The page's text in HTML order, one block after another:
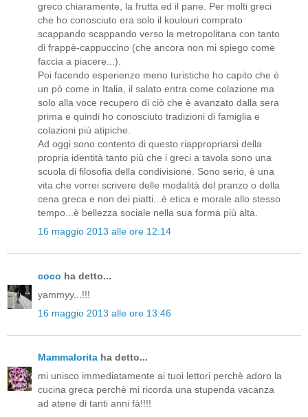
greco chiaramente, la frutta ed il pane. Per molti greci
che ho conosciuto era solo il koulouri comprato
scappando scappando verso la metropolitana con tanto
di frappè-cappuccino (che ancora non mi spiego come
faccia a piacere...).
Poi facendo esperienze meno turistiche ho capito che è
un pò come in Italia, il salato entra come colazione ma
solo alla voce recupero di ciò che è avanzato dalla sera
prima e quindi ho conosciuto tradizioni di famiglia e
colazioni più atipiche.
Ad oggi sono contento di questo riappropriarsi della
propria identità tanto più che i greci a tavola sono una
scuola di filosofia della condivisione. Sono serio, è una
vita che vorrei scrivere delle modalità del pranzo o della
cena greca e non dei piatti...è etica e morale allo stesso
tempo...è bellezza sociale nella sua forma più alta.
16 maggio 2013 alle ore 12:14
coco ha detto...
yammyy...!!!
16 maggio 2013 alle ore 13:46
Mammalorita ha detto...
mi unisco immediatamente ai tuoi lettori perchè adoro la
cucina greca perchè mi ricorda una stupenda vacanza
ad atene di tanti anni fà!!!!